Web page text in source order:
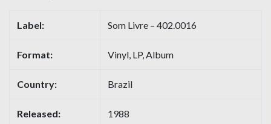
Label: Som Livre – 402.0016
Format: Vinyl, LP, Album
Country: Brazil
Released: 1988